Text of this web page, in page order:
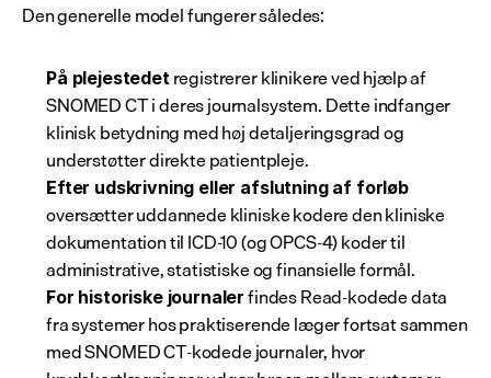
Den generelle model fungerer således:
På plejestedet registrerer klinikere ved hjælp af
SNOMED CT i deres journalsystem. Dette indfanger
klinisk betydning med høj detaljeringsgrad og
understøtter direkte patientpleje.
Efter udskrivning eller afslutning af forløb
oversætter uddannede kliniske kodere den kliniske
dokumentation til ICD-10 (og OPCS-4) koder til
administrative, statistiske og finansielle formål.
For historiske journaler findes Read-kodede data
fra systemer hos praktiserende læger fortsat sammen
med SNOMED CT-kodede journaler, hvor